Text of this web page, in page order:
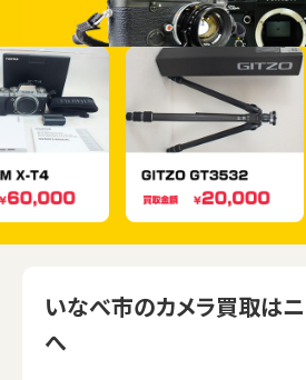
いなべ市のカメラ買取はニ
へ